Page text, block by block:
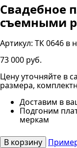
Свадебное
съемными
Артикул: ТК 0646 в
73 000 руб.
Цену уточняйте в
размера,
Доставим в
Подгоним
меркам
В корзину